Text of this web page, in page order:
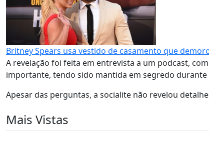
Britney Spears usa vestido de casamento que
A revelação foi feita em entrevista a um podcast,
importante, tendo sido mantida em segredo durante
Apesar das perguntas, a socialite não revelou
Mais Vistas